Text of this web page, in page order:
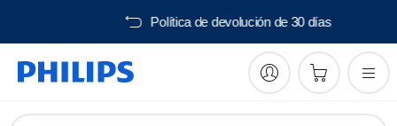
Envío gratis desde 40€